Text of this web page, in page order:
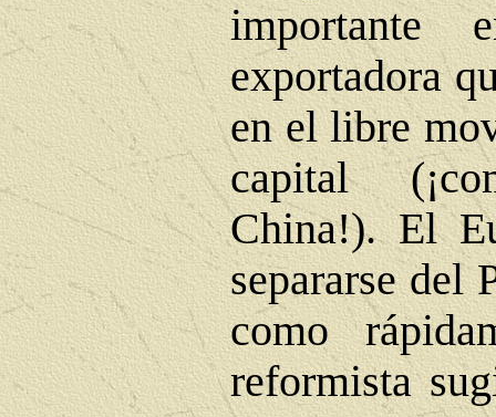
importante
exportadora
en el libre
capital (¡
China!). El
separarse del
como
reformista